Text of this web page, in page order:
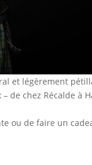
et légèrement
de chez Récalde à
ou de faire un